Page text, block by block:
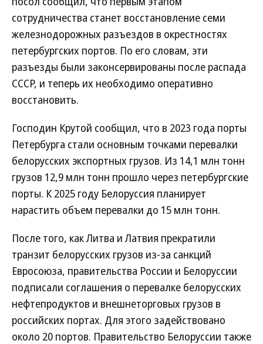
сотрудничества станет восстановление семи
железнодорожных разъездов в окрестностях
петербургских портов. По его словам, эти
разъезды были законсервированы после распада
СССР, и теперь их необходимо оперативно
восстановить.
Господин Крутой сообщил, что в 2023 года порты
Петербурга стали основным точками перевалки
белорусских экспортных грузов. Из 14,1 млн тонн
грузов 12,9 млн тонн прошло через петербургские
порты. К 2025 году Белоруссия планирует
нарастить объем перевалки до 15 млн тонн.
После того, как Литва и Латвия прекратили
транзит белорусских грузов из-за санкций
Евросоюза, правительства России и Белоруссии
подписали соглашения о перевалке белорусских
нефтепродуктов и внешнеторговых грузов в
российских портах. Для этого задействовано
около 20 портов. Правительство Белоруссии также